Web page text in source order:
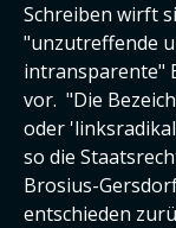
Schreiben wirft
"unzutreffende
intransparente"
vor. "Die
oder
so die
Brosius-
entschieden